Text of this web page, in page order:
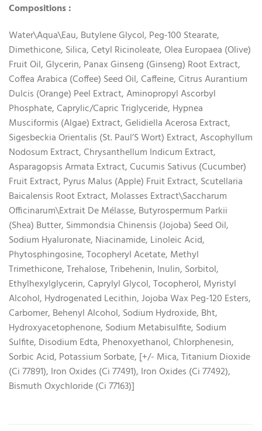
Compositions :
Water\Aqua\Eau, Butylene Glycol, Peg-100 Stearate,
Dimethicone, Silica, Cetyl Ricinoleate, Olea Europaea (Olive)
Fruit Oil, Glycerin, Panax Ginseng (Ginseng) Root Extract,
Coffea Arabica (Coffee) Seed Oil, Caffeine, Citrus Aurantium
Dulcis (Orange) Peel Extract, Aminopropyl Ascorbyl
Phosphate, Caprylic/Capric Triglyceride, Hypnea
Musciformis (Algae) Extract, Gelidiella Acerosa Extract,
Sigesbeckia Orientalis (St. Paul’S Wort) Extract, Ascophyllum
Nodosum Extract, Chrysanthellum Indicum Extract,
Asparagopsis Armata Extract, Cucumis Sativus (Cucumber)
Fruit Extract, Pyrus Malus (Apple) Fruit Extract, Scutellaria
Baicalensis Root Extract, Molasses Extract\Saccharum
Officinarum\Extrait De Mélasse, Butyrospermum Parkii
(Shea) Butter, Simmondsia Chinensis (Jojoba) Seed Oil,
Sodium Hyaluronate, Niacinamide, Linoleic Acid,
Phytosphingosine, Tocopheryl Acetate, Methyl
Trimethicone, Trehalose, Tribehenin, Inulin, Sorbitol,
Ethylhexylglycerin, Caprylyl Glycol, Tocopherol, Myristyl
Alcohol, Hydrogenated Lecithin, Jojoba Wax Peg-120 Esters,
Carbomer, Behenyl Alcohol, Sodium Hydroxide, Bht,
Hydroxyacetophenone, Sodium Metabisulfite, Sodium
Sulfite, Disodium Edta, Phenoxyethanol, Chlorphenesin,
Sorbic Acid, Potassium Sorbate, [+/- Mica, Titanium Dioxide
(Ci 77891), Iron Oxides (Ci 77491), Iron Oxides (Ci 77492),
Bismuth Oxychloride (Ci 77163)]